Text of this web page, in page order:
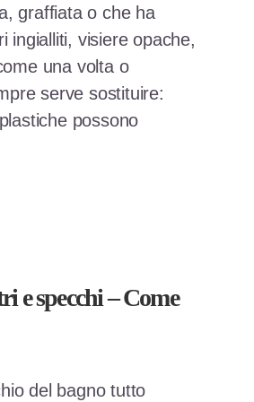
graffiata o che ha
ingialliti, visiere opache,
una volta o
serve sostituire:
possono
e specchi – Come
del bagno tutto